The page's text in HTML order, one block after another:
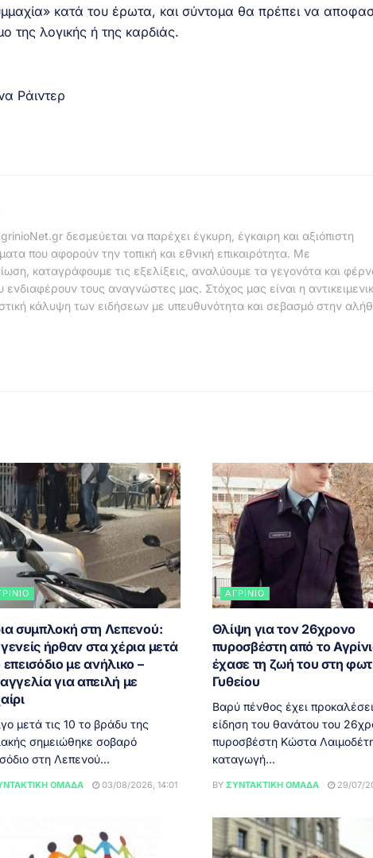
κατά του έρωτα, και σύντομα θα πρέπει να
λογικής ή της καρδιάς.
Ράιντερ
δεσμεύεται να παρέχει έγκυρη, έγκαιρη και αξιόπιστη
που αφορούν την τοπική και εθνική επικαιρότητα. Με
καταγράφουμε τις εξελίξεις, αναλύουμε τα γεγονότα και
τους αναγνώστες μας. Στόχος μας είναι η
κάλυψη των ειδήσεων με υπευθυνότητα και σεβασμό στην
συμπλοκή στη Λεπενού:
ήρθαν στα χέρια μετά
με ανήλικο –
για απειλή με
μετά τις 10 το βράδυ της
σημειώθηκε σοβαρό
στη Λεπενού...
ΟΜΆΔΑ 03/08/2026, 14:01
ΑΓΡΊΝΙΟ
Θλίψη για τον 26χρονο
πυροσβέστη από το
έχασε τη ζωή του στη
Γυθείου
Βαρύ πένθος έχει
είδηση του θανάτου του
πυροσβέστη Κώστα
καταγωγή...
BY ΣΥΝΤΑΚΤΙΚΉ ΟΜΆΔΑ 29/07/